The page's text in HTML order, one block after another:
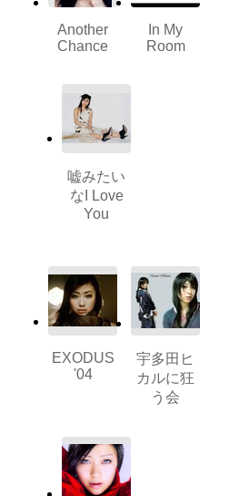
Another
Chance
In My
Room
嘘みたい
なI Love
You
EXODUS
'04
宇多田ヒ
カルに狂
う会